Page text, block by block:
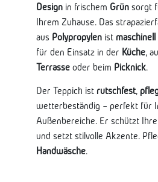
Designin frischem Grünsorgt
Ihrem Zuhause. Das
aus Polypropylenist
für den Einsatz in der Küche,
Terrasseoder beim Picknick.
Der Teppich ist rutschfest,
wetterbeständig – perfekt für
Außenbereiche. Er schützt
und setzt stilvolle Akzente.
Handwäsche.